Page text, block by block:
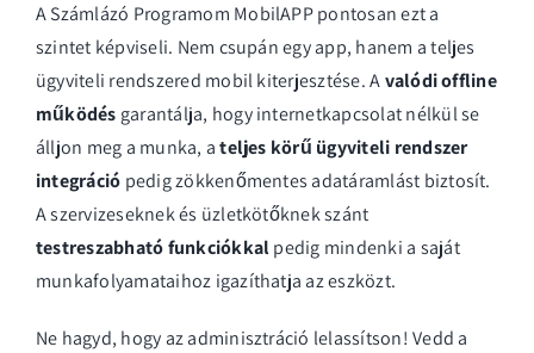
A Számlázó Programom MobilAPP pontosan ezt a
szintet képviseli. Nem csupán egy app, hanem a teljes
ügyviteli rendszered mobil kiterjesztése. Avalódi offline
működés garantálja, hogy internetkapcsolat nélkül se
álljon meg a munka, ateljes körű ügyviteli rendszer
integráció pedig zökkenőmentes adatáramlást biztosít.
A szervizeseknek és üzletkötőknek szánt
testreszabható funkciókkalpedig mindenki a saját
munkafolyamataihoz igazíthatja az eszközt.
Ne hagyd, hogy az adminisztráció lelassítson! Vedd a